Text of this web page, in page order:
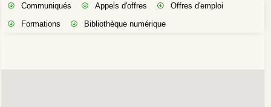
Communiqués Appels d'offres
Offres d'emploi
Formations
Bibliothèque numérique